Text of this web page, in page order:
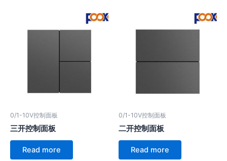
0/1-10V控制面板
三开控制面板
Read more
0/1-10V控制面板
二开控制面板
Read more